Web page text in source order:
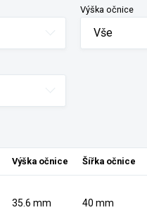
Výška očnice
Vše
Výška očnice Šířka očnice
35.6 mm 40 mm